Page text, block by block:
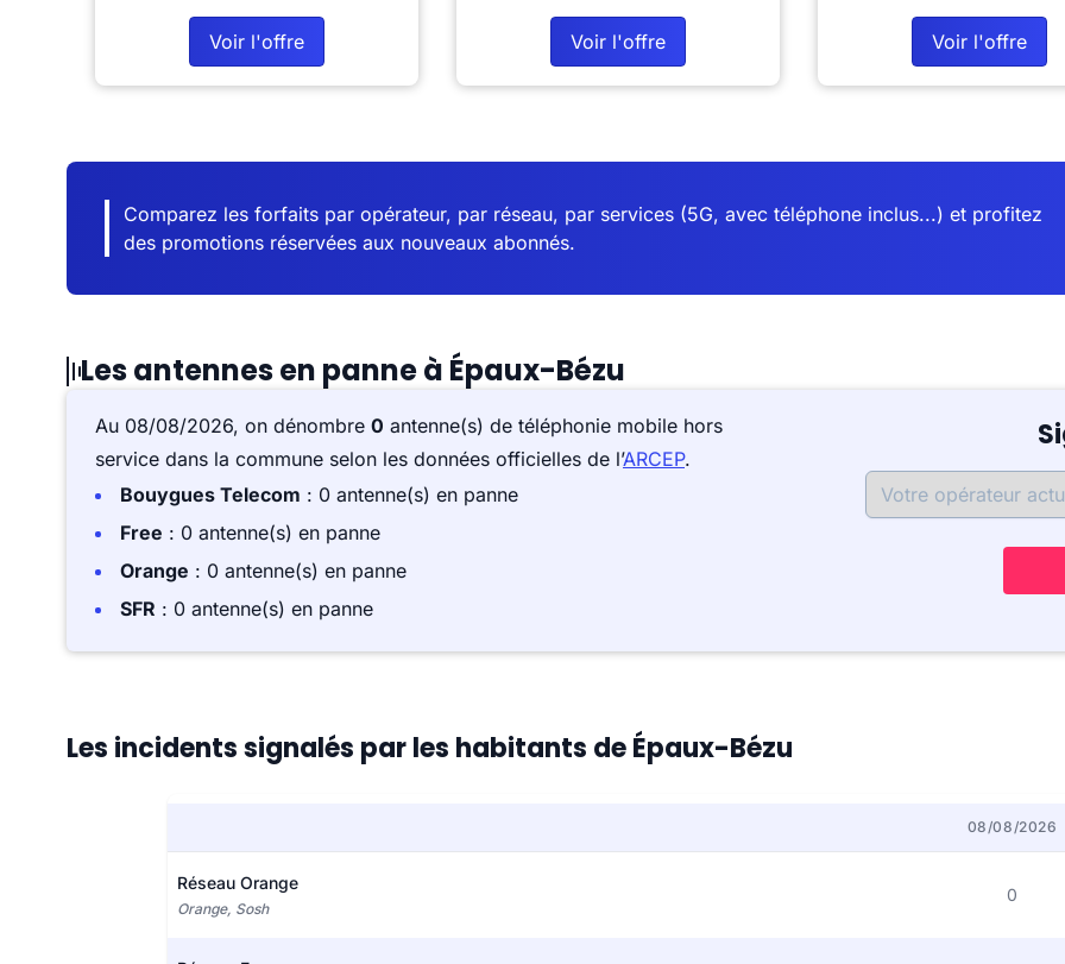
Voir l'offre Voir l'offre Voir l'offre
Comparez les forfaits par opérateur, par réseau, par services (5G, avec téléphone inclus...) et profitez
des promotions réservées aux nouveaux abonnés.
Les antennes en panne à Épaux-Bézu
Au 08/08/2026, on dénombre 0 antenne(s) de téléphonie mobile hors
service dans la commune selon les données officielles de l’ARCEP.
Bouygues Telecom : 0 antenne(s) en panne
Free : 0 antenne(s) en panne
Orange : 0 antenne(s) en panne
SFR : 0 antenne(s) en panne
Les incidents signalés par les habitants de Épaux-Bézu
08/08/2026
Réseau Orange
Orange, Sosh
0